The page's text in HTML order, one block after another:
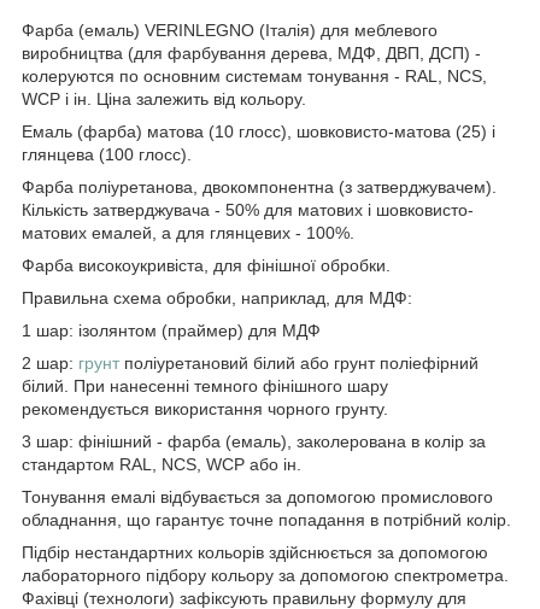
Фарба (емаль) VERINLEGNO (Італія) для меблевого
виробництва (для фарбування дерева, МДФ, ДВП, ДСП) -
колеруются по основним системам тонування - RAL, NCS,
WCP і ін. Ціна залежить від кольору.
Емаль (фарба) матова (10 глосс), шовковисто-матова (25) і
глянцева (100 глосс).
Фарба поліуретанова, двокомпонентна (з затверджувачем).
Кількість затверджувача - 50% для матових і шовковисто-
матових емалей, а для глянцевих - 100%.
Фарба високоукривіста, для фінішної обробки.
Правильна схема обробки, наприклад, для МДФ:
1 шар: ізолянтом (праймер) для МДФ
2 шар: грунт поліуретановий білий або грунт поліефірний
білий. При нанесенні темного фінішного шару
рекомендується використання чорного грунту.
3 шар: фінішний - фарба (емаль), заколерована в колір за
стандартом RAL, NCS, WCP або ін.
Тонування емалі відбувається за допомогою промислового
обладнання, що гарантує точне попадання в потрібний колір.
Підбір нестандартних кольорів здійснюється за допомогою
лабораторного підбору кольору за допомогою спектрометра.
Фахівці (технологи) зафіксують правильну формулу для